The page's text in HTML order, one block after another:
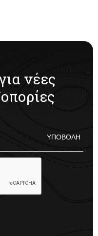
Στα
νέες